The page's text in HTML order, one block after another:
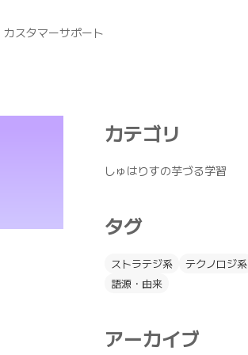
カスタマーサポート
カテゴリ
しゅはりすの芋づる学習
タグ
ストラテジ系 テクノロジ系
語源・由来
アーカイブ